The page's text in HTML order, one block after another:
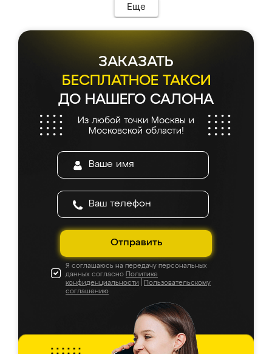
Еще
ЗАКАЗАТЬ
БЕСПЛАТНОЕ ТАКСИ
ДО НАШЕГО САЛОНА
Из любой точки Москвы и
Московской области!
Отправить
Я соглашаюсь на передачу персональных
данных согласно Политике
конфиденциальности
Пользовательскому
соглашению